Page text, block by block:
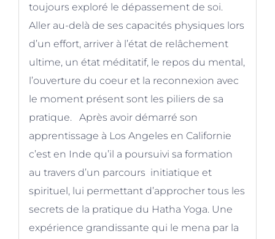
toujours exploré le dépassement de soi.
Aller au-delà de ses capacités physiques lors
d’un effort, arriver à l’état de relâchement
ultime, un état méditatif, le repos du mental,
l’ouverture du coeur et la reconnexion avec
le moment présent sont les piliers de sa
pratique. Après avoir démarré son
apprentissage à Los Angeles en Californie
c’est en Inde qu’il a poursuivi sa formation
au travers d’un parcours initiatique et
spirituel, lui permettant d’approcher tous les
secrets de la pratique du Hatha Yoga. Une
expérience grandissante qui le mena par la